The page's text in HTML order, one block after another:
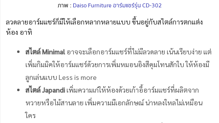
ภาพ : Daiso Furniture อาร์มแชร์รุ่นCD-302
ลวดลายอาร์มแชร์ก็มีให้เลือกหลากหลายแบบ ขึ้นอยู่กับสไตล์การตกแต่ง
ห้อง อาทิ
สไตล์ Minimal อาจจะเลือกอาร์มแชร์ที่ไม่มีลวดลาย เน้นเรียบง่าย แต่
เพิ่มกิมมิคให้อาร์มแชร์ด้วยการเพิ่มหมอนอิงสีคุมโทนสักใบ ให้ห้องมี
ลูกเล่นแบบ Less is more
สไตล์ Japandiเพิ่มความเก๋ให้ห้องด้วยเก้าอี้อาร์มแชร์ที่ผลิตจาก
หวายหรือไม้สานลาย เพิ่มความมีเอกลักษณ์ น่าหลงใหลไม่เหมือน
ใคร